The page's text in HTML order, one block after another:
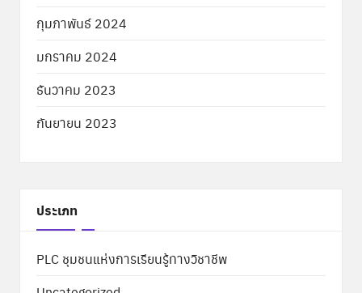
กุมภาพันธ์ 2024
มกราคม 2024
ธันวาคม 2023
กันยายน 2023
ประเภท
PLC ชุมชนแห่งการเรียนรู้ทางวิชาชีพ